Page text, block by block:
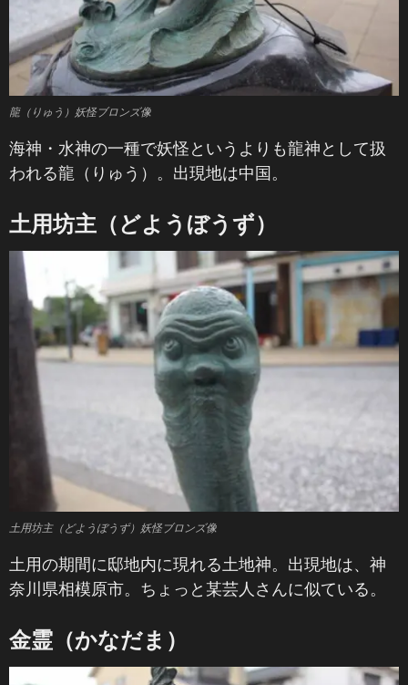
龍（りゅう）妖怪ブロンズ像
海神・水神の一種で妖怪というよりも龍神として扱
われる龍（りゅう）。出現地は中国。
土用坊主（どようぼうず）
土用坊主（どようぼうず）妖怪ブロンズ像
土用の期間に邸地内に現れる土地神。出現地は、神
奈川県相模原市。ちょっと某芸人さんに似ている。
金霊（かなだま）